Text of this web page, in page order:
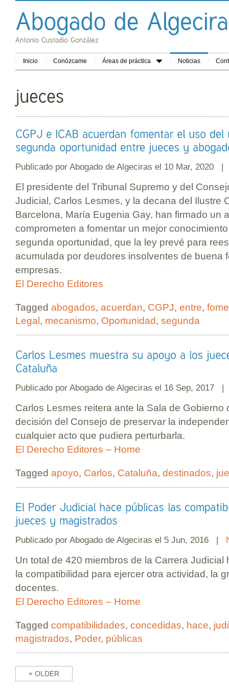
Inicio Conózcame Áreas de práctica Noticias
Publicado por Abogado de Algeciras el 10 Mar, 2020
El presidente del Tribunal Supremo y del
Judicial, Carlos Lesmes, y la decana del Ilustre
Barcelona, María Eugenia Gay, han firmado un
comprometen a fomentar un mejor
segunda oportunidad, que la ley prevé para
acumulada por deudores insolventes de buena
empresas.
El Derecho Editores
Tagged abogados, acuerdan, CGPJ, entre,
Legal , mecanismo, Oportunidad, segunda
Publicado por Abogado de Algeciras el 16 Sep, 2017
Carlos Lesmes reitera ante la Sala de Gobierno
decisión del Consejo de preservar la
cualquier acto que pudiera perturbarla.
El Derecho Editores – Home
Tagged apoyo, Carlos, Cataluña, destinados,
Publicado por Abogado de Algeciras el 5 Jun, 2016 |
Un total de 420 miembros de la Carrera
la compatibilidad para ejercer otra actividad, la
docentes.
El Derecho Editores – Home
Tagged compatibilidades, concedidas, hace,
magistrados, Poder, públicas
« OLDER